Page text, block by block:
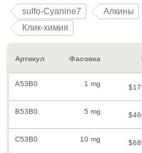
sulfo-Cyanine7 Алкины
Клик-химия
Артикул Фасовка
A53B0 1 mg
B53B0 5 mg
C53B0 10 mg